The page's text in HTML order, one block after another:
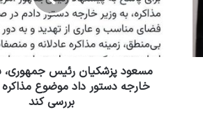
مسعود پزشکیان رئیس جمهوری،
خارجه دستور داد موضوع مذاکره
بررسی کند